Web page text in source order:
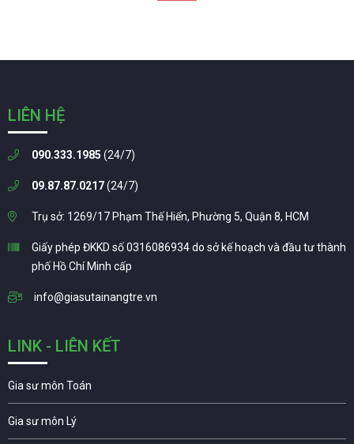
LIÊN HỆ
090.333.1985 (24/7)
09.87.87.0217(24/7)
Trụ sở: 1269/17 Phạm Thế Hiển, Phường 5, Quận 8, HCM
Giấy phép ĐKKD số 0316086934 do sở kế hoạch và đầu tư thành
phố Hồ Chí Minh cấp
info@giasutainangtre.vn
LINK - LIÊN KẾT
Gia sư môn Toán
Gia sư môn Lý